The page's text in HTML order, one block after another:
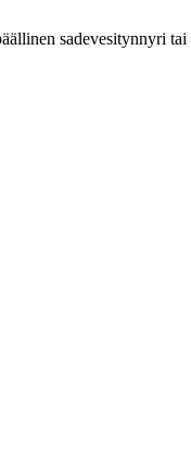
sadevesitynnyri tai